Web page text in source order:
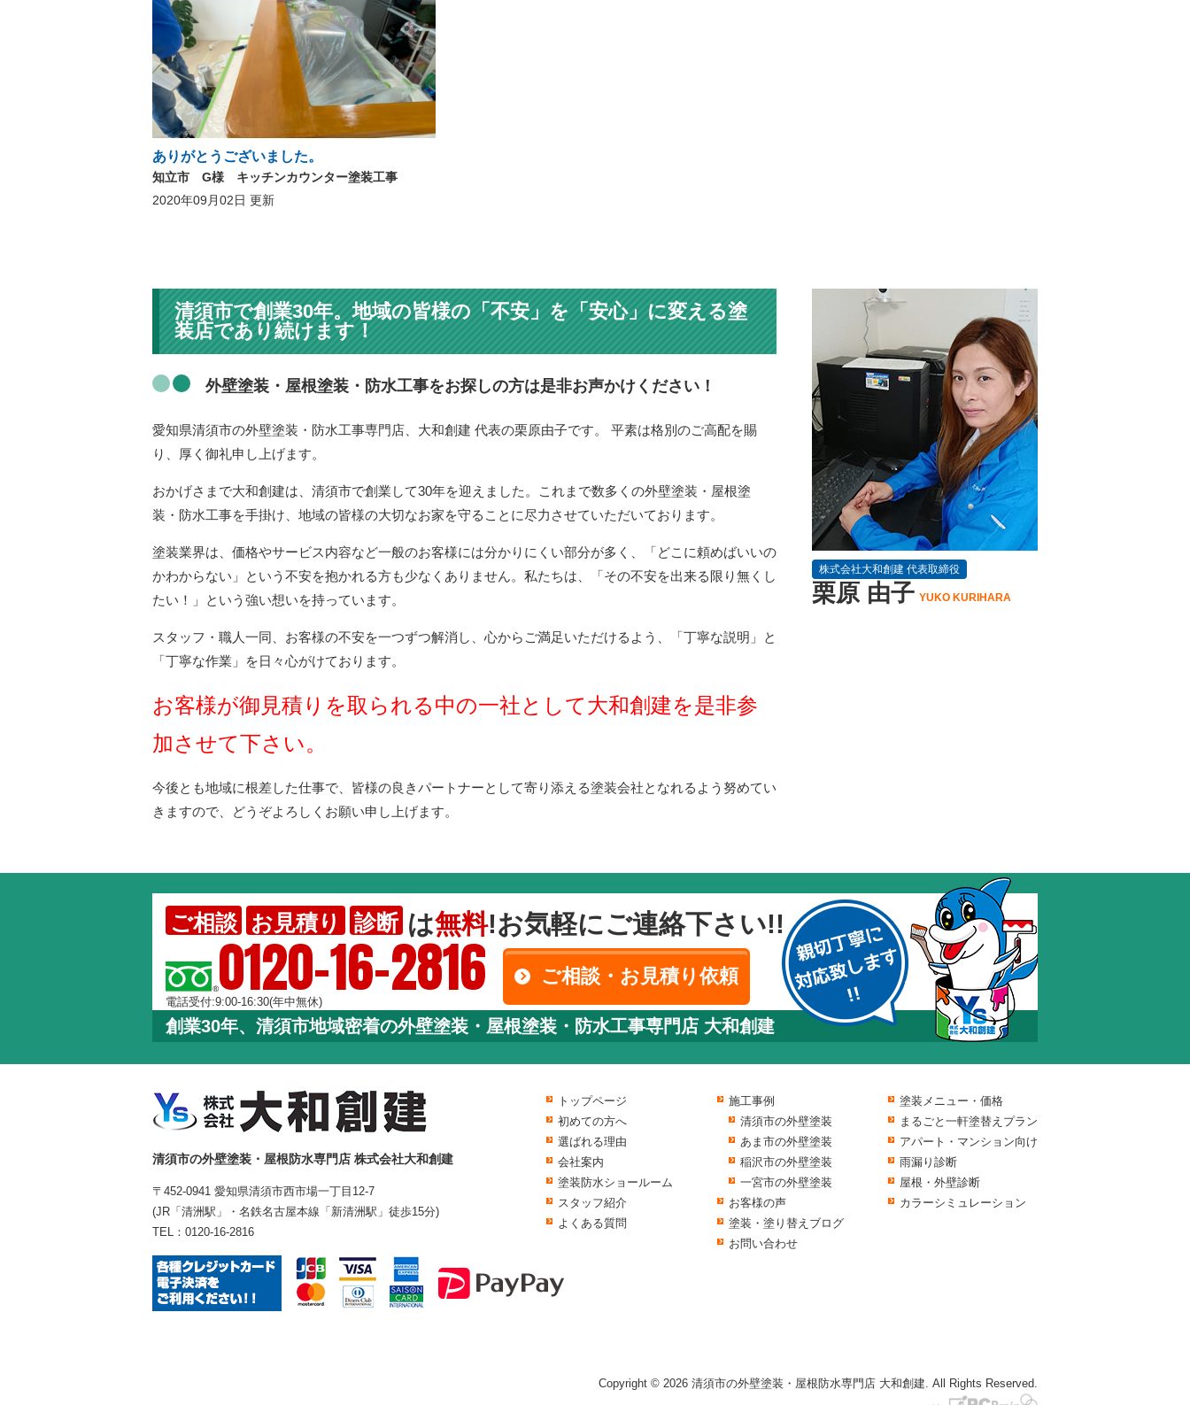
ありがとうございました。
知立市 G様 キッチンカウンター塗装工事
2020年09月02日 更新
清須市で創業30年。地域の皆様の「不安」を「安心」に変える塗
装店であり続けます！
外壁塗装・屋根塗装・防水工事をお探しの方は是非お声かけください！
愛知県清須市の外壁塗装・防水工事専門店、大和創建 代表の栗原由子です。 平素は格別のご高配を賜
り、厚く御礼申し上げます。
おかげさまで大和創建は、清須市で創業して30年を迎えました。これまで数多くの外壁塗装・屋根塗
装・防水工事を手掛け、地域の皆様の大切なお家を守ることに尽力させていただいております。
塗装業界は、価格やサービス内容など一般のお客様には分かりにくい部分が多く、「どこに頼めばいいの
かわからない」という不安を抱かれる方も少なくありません。私たちは、「その不安を出来る限り無くし
たい！」という強い想いを持っています。
スタッフ・職人一同、お客様の不安を一つずつ解消し、心からご満足いただけるよう、「丁寧な説明」と
「丁寧な作業」を日々心がけております。
お客様が御見積りを取られる中の一社として大和創建を是非参
加させて下さい。
今後とも地域に根差した仕事で、皆様の良きパートナーとして寄り添える塗装会社となれるよう努めてい
きますので、どうぞよろしくお願い申し上げます。
株式会社大和創建 代表取締役
栗原 由子 YUKO KURIHARA
ご相談 お見積り 診断 は無料!お気軽にご連絡下さい!!
0120-16-2816
電話受付:9:00-16:30(年中無休)
ご相談・お見積り依頼
創業30年、清須市地域密着の外壁塗装・屋根塗装・防水工事専門店 大和創建
清須市の外壁塗装・屋根防水専門店 株式会社大和創建
〒452-0941 愛知県清須市西市場一丁目12-7
(JR「清洲駅」・名鉄名古屋本線「新清洲駅」徒歩15分)
TEL： 0120-16-2816
トップページ
初めての方へ
選ばれる理由
会社案内
塗装防水ショールーム
スタッフ紹介
よくある質問
施工事例
清須市の外壁塗装
あま市の外壁塗装
稲沢市の外壁塗装
一宮市の外壁塗装
お客様の声
塗装・塗り替えブログ
お問い合わせ
塗装メニュー・価格
まるごと一軒塗替えプラン
アパート・マンション向け
雨漏り診断
屋根・外壁診断
カラーシミュレーション
Copyright © 2026 清須市の外壁塗装・屋根防水専門店 大和創建. All Rights Reserved.